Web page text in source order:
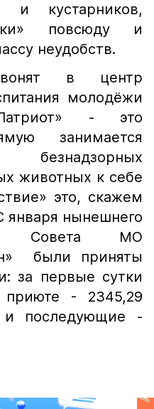
и кустарников,
повсюду и
неудобств.
в центр
молодёжи
- это
занимается
животных к себе
это, скажем
января нынешнего
Совета МО
были приняты
за первые сутки
- 2345,29
и последующие -